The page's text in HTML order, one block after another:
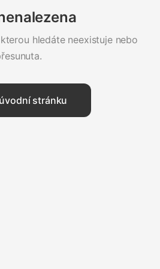
hledáte neexistuje nebo
stránku